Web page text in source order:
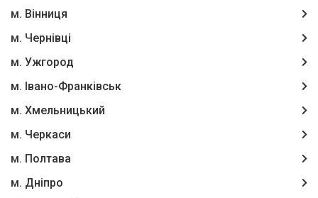
м. Вінниця
м. Чернівці
м. Ужгород
м. Івано-Франківськ
м. Хмельницький
м. Черкаси
м. Полтава
м. Дніпро